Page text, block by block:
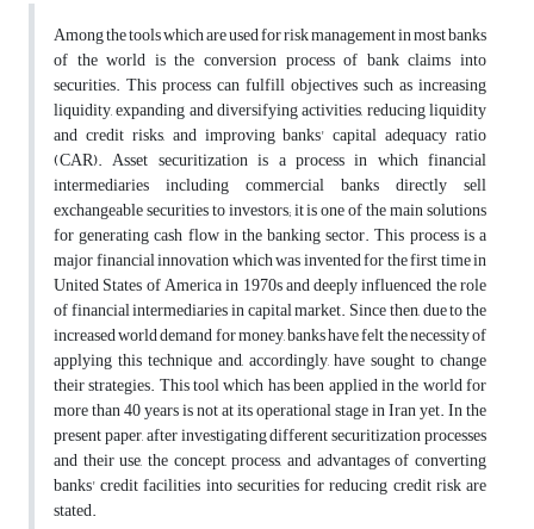
Among the tools which are used for risk management in most banks
of the world is the conversion process of bank claims into
securities. This process can fulfill objectives such as increasing
liquidity, expanding and diversifying activities, reducing liquidity
and credit risks, and improving banks' capital adequacy ratio
(CAR). Asset securitization is a process in which financial
intermediaries including commercial banks directly sell
exchangeable securities to investors; it is one of the main solutions
for generating cash flow in the banking sector. This process is a
major financial innovation which was invented for the first time in
United States of America in 1970s and deeply influenced the role
of financial intermediaries in capital market. Since then, due to the
increased world demand for money, banks have felt the necessity of
applying this technique and, accordingly, have sought to change
their strategies. This tool which has been applied in the world for
more than 40 years is not at its operational stage in Iran yet. In the
present paper, after investigating different securitization processes
and their use, the concept, process, and advantages of converting
banks' credit facilities into securities for reducing credit risk are
stated.